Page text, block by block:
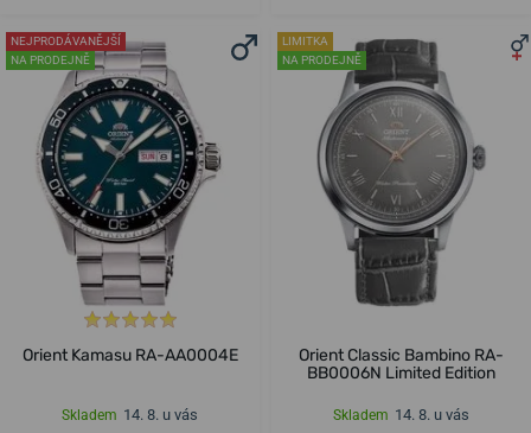
NEJPRODÁVANĚJŠÍ
NA PRODEJNĚ
Orient Kamasu RA-AA0004E
Skladem 14. 8. u vás
LIMITKA
NA PRODEJNĚ
Orient Classic Bambino RA-
BB0006N Limited Edition
Skladem 14. 8. u vás